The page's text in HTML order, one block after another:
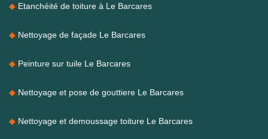
Etanchéité de toiture à Le Barcares
Nettoyage de façade Le Barcares
Peinture sur tuile Le Barcares
Nettoyage et pose de gouttiere Le Barcares
Nettoyage et demoussage toiture Le Barcares